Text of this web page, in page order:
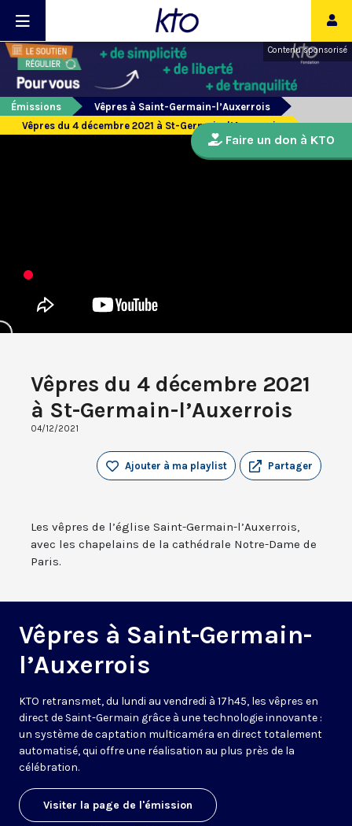
Contenu sponsorisé
Émissions
Vêpres à Saint-Germain-l’Auxerrois
Vêpres du 4 décembre 2021 à St-Germain-l’Auxerrois
Vêpres du 4 décembre 2021
à St-Germain-l’Auxerrois
04/12/2021
Partager
Ajouter à ma playlist
Les vêpres de l’église Saint-Germain-l’Auxerrois,
avec les chapelains de la cathédrale Notre-Dame de
Paris.
Vêpres à Saint-Germain-
l’Auxerrois
KTO retransmet, du lundi au vendredi à 17h45, les vêpres en
direct de Saint-Germain grâce à une technologie innovante :
un système de captation multicaméra en direct totalement
automatisé, qui offre une réalisation au plus près de la
célébration.
Visiter la page de l'émission
Faire un don à KTO